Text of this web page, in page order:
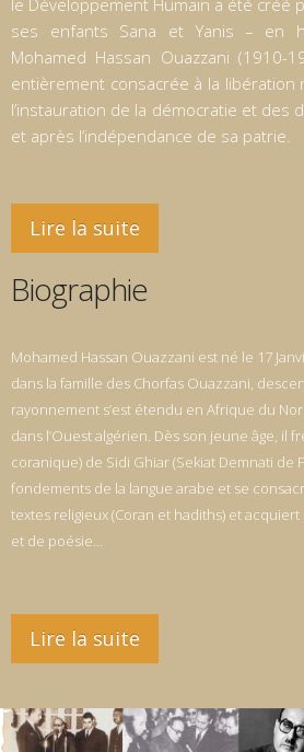
ses enfants Sana et Yanis – en
Mohamed Hassan Ouazzani
entièrement consacrée à la libération
l’instauration de la démocratie et des
et après l’indépendance de sa patrie.
Lire la suite
Biographie
dans la famille des Chorfas Ouazzani,
rayonnement s’est étendu en Afrique du
dans l’Ouest algérien. Dès son jeune âge, il
coranique) de Sidi Ghiar (Sekiat Demnati de
fondements de la langue arabe et se
textes religieux (Coran et hadiths) et acquiert
et de poésie…
Lire la suite